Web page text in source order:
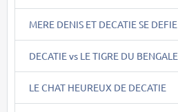
MERE DENIS ET DECATIE SE DEFIE
DECATIE vs LE TIGRE DU BENGALE
LE CHAT HEUREUX DE DECATIE